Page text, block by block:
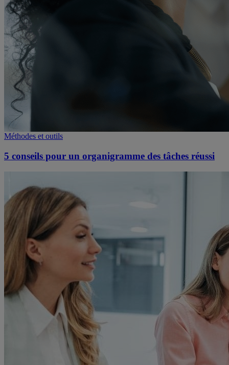
Méthodes et outils
5 conseils pour un organigramme des tâches réussi